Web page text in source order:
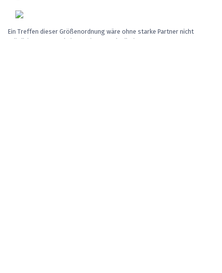
Ein Treffen dieser Größenordnung wäre ohne starke Partner nicht
möglich gewesen. Ein besonderer Dank gilt dem Hauptsponsor